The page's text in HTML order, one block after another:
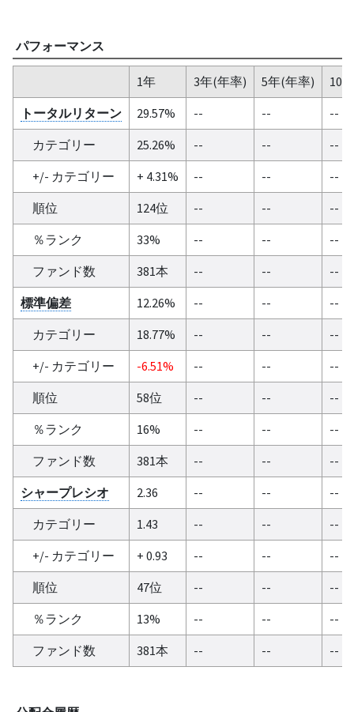
パフォーマンス
1年 3年(年率) 5年(年率)
10
トータルリターン
29.57% -- --
--
カテゴリー
25.26% -- --
--
+/- カテゴリー
+ 4.31% -- --
--
順位
124位 -- --
--
％ランク
33% -- --
--
ファンド数
381本 -- --
--
標準偏差
12.26% -- --
--
カテゴリー
18.77% -- --
--
+/- カテゴリー
-6.51% -- --
--
順位
58位 -- --
--
％ランク
16% -- --
--
ファンド数
381本 -- --
--
シャープレシオ
2.36 -- --
--
カテゴリー
1.43 -- --
--
+/- カテゴリー
+ 0.93 -- --
--
順位
47位 -- --
--
％ランク
13% -- --
--
ファンド数
381本 -- -- --